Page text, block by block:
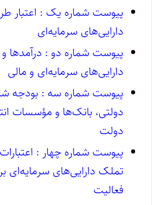
پیوست شماره یک : اعتبار
دارایی‌های سرمایه‌ای
پیوست شماره دو : درآمدها و
دارایی‌های سرمایه‌ای و مالی
پیوست شماره سه : بودجه
دولتی، بانک‌ها و مؤسسات
دولت
پیوست شماره چهار :
تملک دارایی‌های سرمایه‌ای
فعالیت